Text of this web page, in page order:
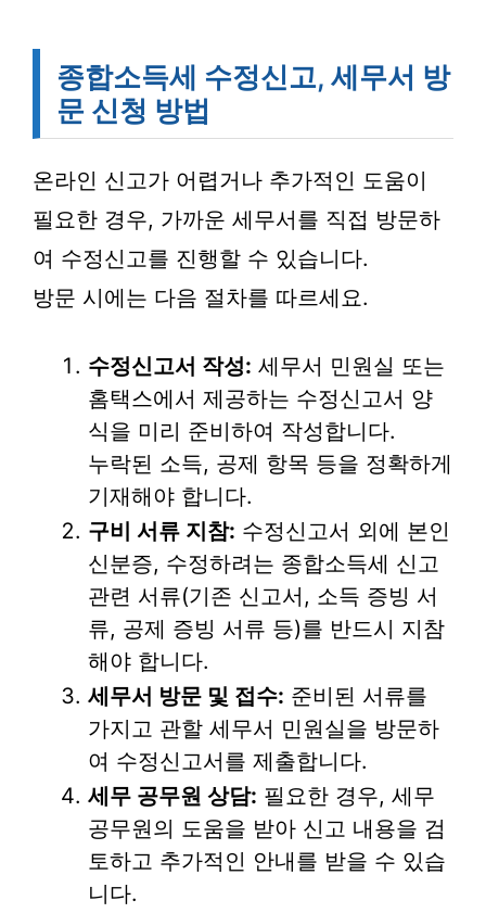
종합소득세 수정신고, 세무서 방
문 신청 방법
온라인 신고가 어렵거나 추가적인 도움이
필요한 경우, 가까운 세무서를 직접 방문하
여 수정신고를 진행할 수 있습니다.
방문 시에는 다음 절차를 따르세요.
수정신고서 작성: 세무서 민원실 또는
홈택스에서 제공하는 수정신고서 양
식을 미리 준비하여 작성합니다.
누락된 소득, 공제 항목 등을 정확하게
기재해야 합니다.
구비 서류 지참: 수정신고서 외에 본인
신분증, 수정하려는 종합소득세 신고
관련 서류(기존 신고서, 소득 증빙 서
류, 공제 증빙 서류 등)를 반드시 지참
해야 합니다.
세무서 방문 및 접수: 준비된 서류를
가지고 관할 세무서 민원실을 방문하
여 수정신고서를 제출합니다.
세무 공무원 상담: 필요한 경우, 세무
공무원의 도움을 받아 신고 내용을 검
토하고 추가적인 안내를 받을 수 있습
니다.